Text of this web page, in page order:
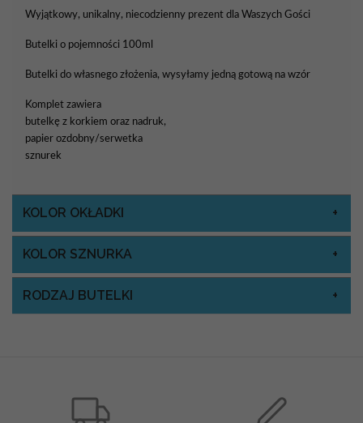
Wyjątkowy, unikalny, niecodzienny prezent dla Waszych Gości
Butelki o pojemności 100ml
Butelki do własnego złożenia, wysyłamy jedną gotową na wzór
Komplet zawiera
butelkę z korkiem oraz nadruk,
papier ozdobny/serwetka
sznurek
KOLOR OKŁADKI
KOLOR SZNURKA
RODZAJ BUTELKI